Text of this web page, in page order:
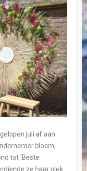
juli af aan
bloem,
tot ‘Beste
ze haar plek